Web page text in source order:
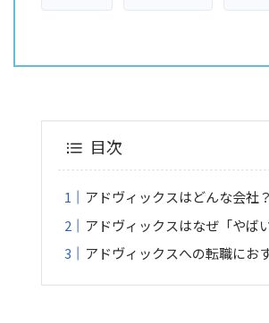
目次
アドヴィックスはどんな会社？
アドヴィックスはなぜ「やば
アドヴィックスへの転職にお